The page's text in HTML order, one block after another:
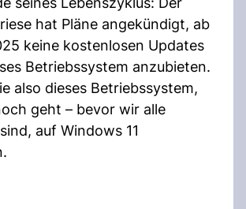
hat Pläne angekündigt, ab
keine kostenlosen Updates
Betriebssystem anzubieten.
also dieses Betriebssystem,
geht – bevor wir alle
auf Windows 11